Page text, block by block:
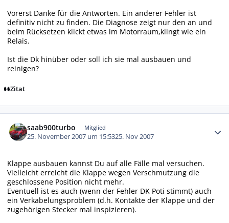
Vorerst Danke für die Antworten. Ein anderer Fehler ist
definitiv nicht zu finden. Die Diagnose zeigt nur den an und
beim Rücksetzen klickt etwas im Motorraum,klingt wie ein
Relais.
Ist die Dk hinüber oder soll ich sie mal ausbauen und
reinigen?
Zitat
saab900turbo Mitglied
25. November 2007 um 15:5325. Nov 2007
Klappe ausbauen kannst Du auf alle Fälle mal versuchen.
Vielleicht erreicht die Klappe wegen Verschmutzung die
geschlossene Position nicht mehr.
Eventuell ist es auch (wenn der Fehler DK Poti stimmt) auch
ein Verkabelungsproblem (d.h. Kontakte der Klappe und der
zugehörigen Stecker mal inspizieren).